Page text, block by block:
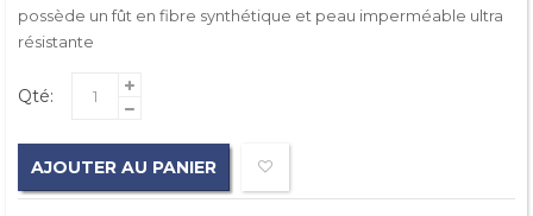
possède un fût en fibre synthétique et peau imperméable ultra
résistante
Qté:
AJOUTER AU PANIER